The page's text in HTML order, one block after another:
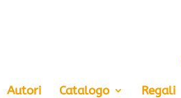
Autori Catalogo Regali